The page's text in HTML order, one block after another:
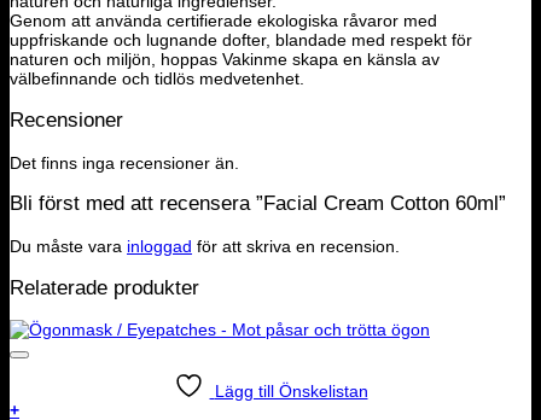
Genom att använda certifierade ekologiska råvaror med
uppfriskande och lugnande dofter, blandade med respekt för
naturen och miljön, hoppas Vakinme skapa en känsla av
välbefinnande och tidlös medvetenhet.
Recensioner
Det finns inga recensioner än.
Bli först med att recensera ”Facial Cream Cotton 60ml”
Du måste vara inloggad för att skriva en recension.
Relaterade produkter
Lägg till Önskelistan
+